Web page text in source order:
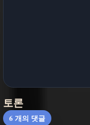
토론
6개의 댓글